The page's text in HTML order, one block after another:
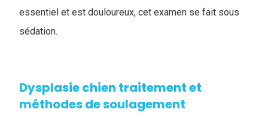
essentiel et est douloureux, cet examen se fait sous
sédation.
Dysplasie chien traitement et
méthodes de soulagement